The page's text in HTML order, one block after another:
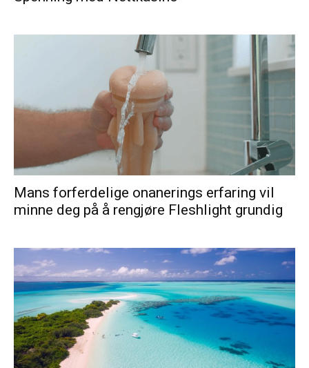
Mans forferdelige onanerings erfaring vil
minne deg på å rengjøre Fleshlight grundig